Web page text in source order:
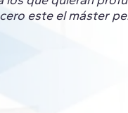
este el máster